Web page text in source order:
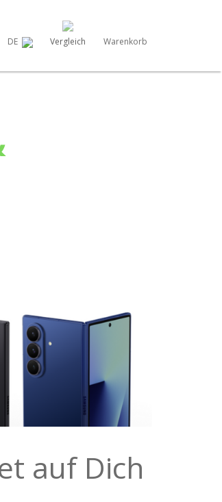
DE Vergleich Warenkorb
auf Dich